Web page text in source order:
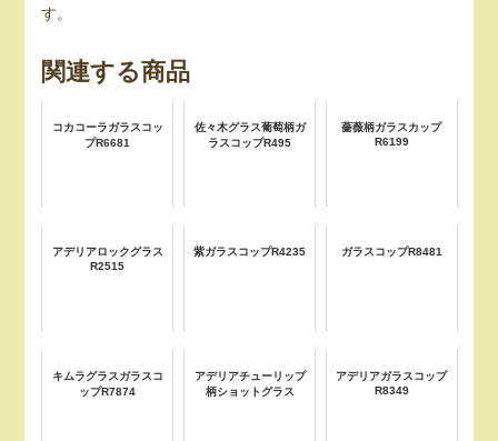
す。
関連する商品
コカコーラガラスコッ
プR6681
佐々木グラス葡萄柄ガ
ラスコップR495
薔薇柄ガラスカップ
R6199
アデリアロックグラス
R2515
紫ガラスコップR4235 ガラスコップR8481
キムラグラスガラスコ
ップR7874
アデリアチューリップ
柄ショットグラス
アデリアガラスコップ
R8349